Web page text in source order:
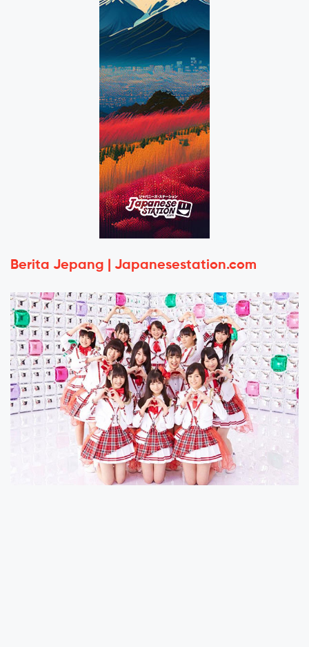
Berita Jepang | Japanesestation.com